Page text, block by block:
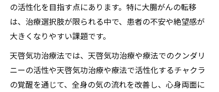
天啓気功治療や療法で活性化するチャクラ
活性化が施術に与える具体的な影響とは
精神面と身体面で感じる天啓気功治療や療
法で活性化するクンダリニーの変化
天啓気功治療法が意識変容にもたらす力と
は
の活性化を目指す点にあります。特に大腸がんの転移
は、治療選択肢が限られる中で、患者の不安や絶望感が
大きくなりやすい課題です。
天啓気功治療法では、天啓気功治療や療法でのクンダリ
ニーの活性や天啓気功治療や療法で活性化するチャクラ
の覚醒を通じて、全身の気の流れを改善し、心身両面に